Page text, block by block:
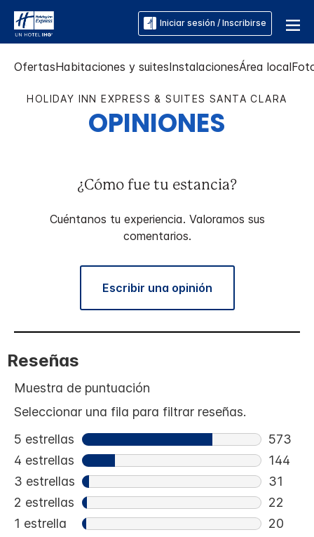
Iniciar sesión / Inscribirse
OfertasHabitaciones y suitesInstalacionesÁrea local
HOLIDAY INN EXPRESS & SUITES SANTA CLARA
OPINIONES
¿Cómo fue tu estancia?
Cuéntanos tu experiencia. Valoramos sus
comentarios.
Escribir una opinión